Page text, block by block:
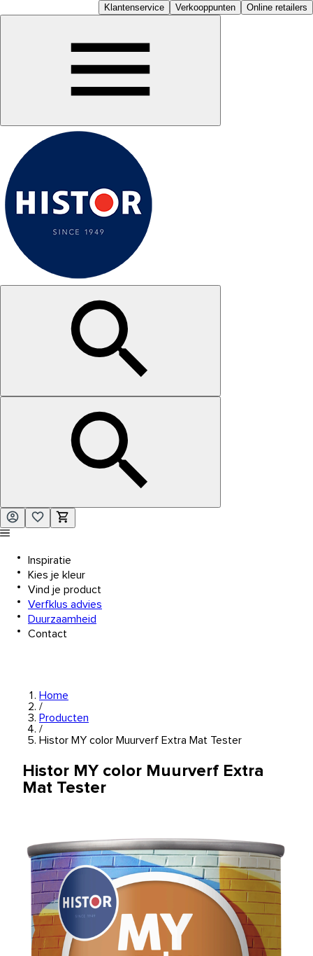
Klantenservice Verkooppunten Online retailers
Inspiratie
Kies je kleur
Vind je product
Verfklus advies
Duurzaamheid
Contact
Home
/
Producten
/
Histor MY color Muurverf Extra Mat Tester
Histor MY color Muurverf Extra
Mat Tester